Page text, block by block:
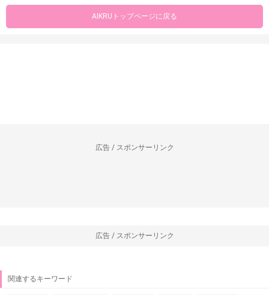
AIKRUトップページに戻る
広告 / スポンサーリンク
広告 / スポンサーリンク
関連するキーワード